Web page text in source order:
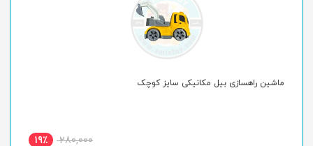
ماشین راهسازی بیل مکانیکی سایز کوچک
280,000 19٪